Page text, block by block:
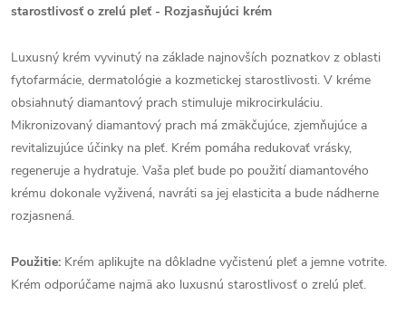
starostlivosť o zrelú pleť - Rozjasňujúci krém
Luxusný krém vyvinutý na základe najnovších poznatkov z oblasti
fytofarmácie, dermatológie a kozmetickej starostlivosti. V kréme
obsiahnutý diamantový prach stimuluje mikrocirkuláciu.
Mikronizovaný diamantový prach má zmäkčujúce, zjemňujúce a
revitalizujúce účinky na pleť. Krém pomáha redukovať vrásky,
regeneruje a hydratuje. Vaša pleť bude po použití diamantového
krému dokonale vyživená, navráti sa jej elasticita a bude nádherne
rozjasnená.
Použitie: Krém aplikujte na dôkladne vyčistenú pleť a jemne votrite.
Krém odporúčame najmä ako luxusnú starostlivosť o zrelú pleť.